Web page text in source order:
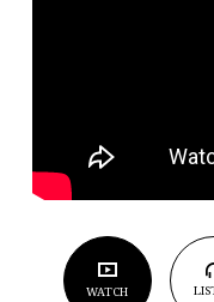
WATCH